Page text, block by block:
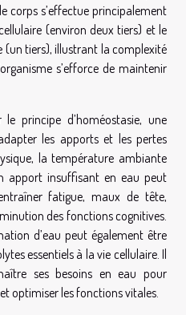
corps s’effectue principalement
(environ deux tiers) et le
tiers), illustrant la complexité
s’efforce de maintenir
principe d’homéostasie, une
les apports et les pertes
la température ambiante
apport insuffisant en eau peut
fatigue, maux de tête,
des fonctions cognitives.
d’eau peut également être
essentiels à la vie cellulaire. Il
ses besoins en eau pour
optimiser les fonctions vitales.